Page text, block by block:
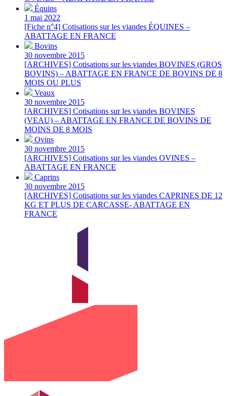
Équins
1 mai 2022
[Fiche n°4] Cotisations sur les viandes ÉQUINES –
ABATTAGE EN FRANCE
Bovins
30 novembre 2015
[ARCHIVES] Cotisations sur les viandes BOVINES (GROS
BOVINS) – ABATTAGE EN FRANCE DE BOVINS DE 8
MOIS OU PLUS
Veaux
30 novembre 2015
[ARCHIVES] Cotisations sur les viandes BOVINES
(VEAU) – ABATTAGE EN FRANCE DE BOVINS DE
MOINS DE 8 MOIS
Ovins
30 novembre 2015
[ARCHIVES] Cotisations sur les viandes OVINES –
ABATTAGE EN FRANCE
Caprins
30 novembre 2015
[ARCHIVES] Cotisations sur les viandes CAPRINES DE 12
KG ET PLUS DE CARCASSE- ABATTAGE EN
FRANCE